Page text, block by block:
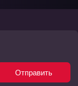
Отправить